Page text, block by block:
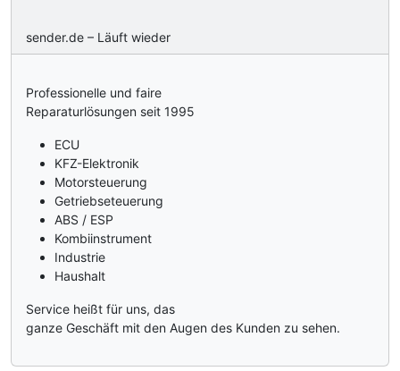
sender.de – Läuft wieder
Professionelle und faire
Reparaturlösungen seit 1995
ECU
KFZ-Elektronik
Motorsteuerung
Getriebseteuerung
ABS / ESP
Kombiinstrument
Industrie
Haushalt
Service heißt für uns, das
ganze Geschäft mit den Augen des Kunden zu sehen.